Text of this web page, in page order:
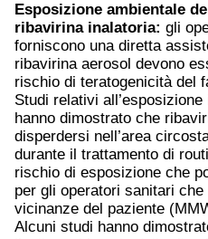
Esposizione ambientale
ribavirina inalatoria: gli
forniscono una diretta
ribavirina aerosol devono
rischio di teratogenicità del
Studi relativi
hanno dimostrato che
disperdersi nell’area
durante il trattamento di
rischio di esposizione che
per gli operatori sanitari
vicinanze del paziente
Alcuni studi hanno